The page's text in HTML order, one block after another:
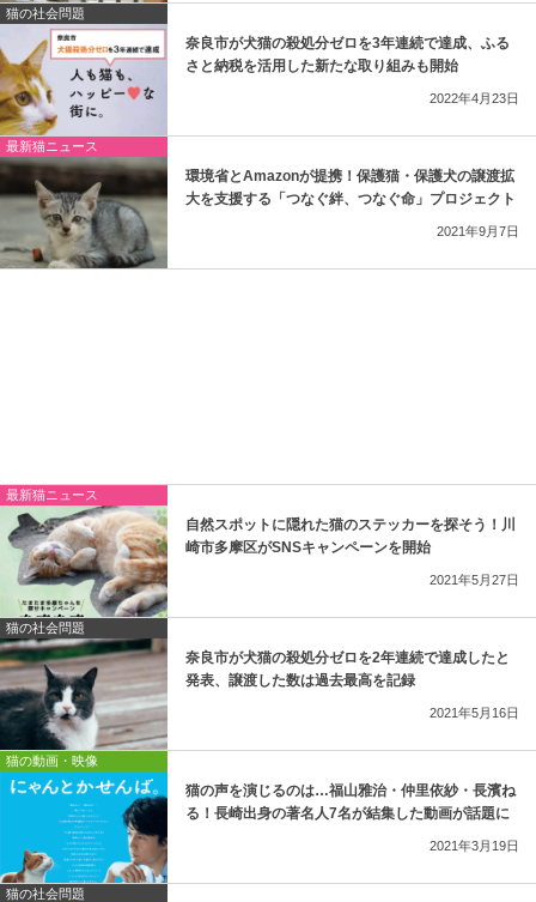
猫の社会問題
奈良市が犬猫の殺処分ゼロを3年連続で達成、ふる
さと納税を活用した新たな取り組みも開始
2022年4月23日
最新猫ニュース
環境省とAmazonが提携！保護猫・保護犬の譲渡拡
大を支援する「つなぐ絆、つなぐ命」プロジェクト
2021年9月7日
最新猫ニュース
自然スポットに隠れた猫のステッカーを探そう！川
崎市多摩区がSNSキャンペーンを開始
2021年5月27日
猫の社会問題
奈良市が犬猫の殺処分ゼロを2年連続で達成したと
発表、譲渡した数は過去最高を記録
2021年5月16日
猫の動画・映像
猫の声を演じるのは…福山雅治・仲里依紗・長濱ね
る！長崎出身の著名人7名が結集した動画が話題に
2021年3月19日
猫の社会問題